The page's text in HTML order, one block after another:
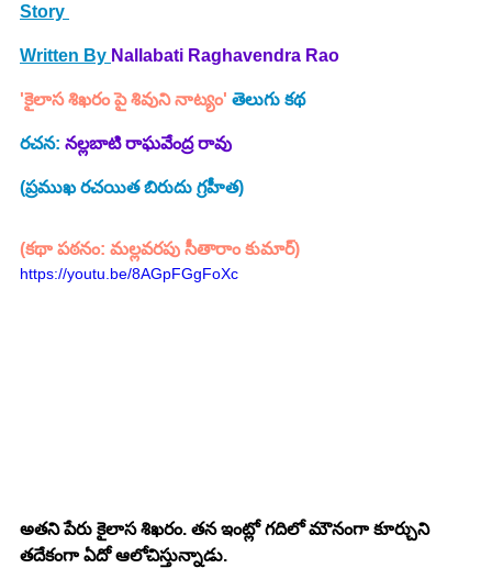
Story
Written By Nallabati Raghavendra Rao
'కైలాస శిఖరం పై శివుని నాట్యం' తెలుగు కథ
రచన: నల్లబాటి రాఘవేంద్ర రావు
(ప్రముఖ రచయిత బిరుదు గ్రహీత)
(కథా పఠనం: మల్లవరపు సీతారాం కుమార్)
https://youtu.be/8AGpFGgFoXc
అతని పేరు కైలాస శిఖరం. తన ఇంట్లో గదిలో మౌనంగా కూర్చుని
తదేకంగా ఏదో ఆలోచిస్తున్నాడు.